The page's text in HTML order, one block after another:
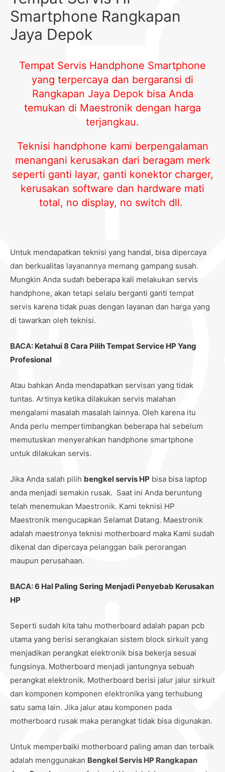
Smartphone Rangkapan
Jaya Depok
Tempat Servis Handphone Smartphone
yang terpercaya dan bergaransi di
Rangkapan Jaya Depok bisa Anda
temukan di Maestronik dengan harga
terjangkau.
Teknisi handphone kami berpengalaman
menangani kerusakan dari beragam merk
seperti ganti layar, ganti konektor charger,
kerusakan software dan hardware mati
total, no display, no switch dll.
Untuk mendapatkan teknisi yang handal, bisa dipercaya
dan berkualitas layanannya memang gampang susah.
Mungkin Anda sudah beberapa kali melakukan servis
handphone, akan tetapi selalu berganti ganti tempat
servis karena tidak puas dengan layanan dan harga yang
di tawarkan oleh teknisi.
BACA: Ketahui 8 Cara Pilih Tempat Service HP Yang
Profesional
Atau bahkan Anda mendapatkan servisan yang tidak
tuntas. Artinya ketika dilakukan servis malahan
mengalami masalah masalah lainnya. Oleh karena itu
Anda perlu mempertimbangkan beberapa hal sebelum
memutuskan menyerahkan handphone smartphone
untuk dilakukan servis.
Jika Anda salah pilih bengkel servis HP bisa bisa laptop
anda menjadi semakin rusak. Saat ini Anda beruntung
telah menemukan Maestronik. Kami teknisi HP
Maestronik mengucapkan Selamat Datang. Maestronik
adalah maestronya teknisi motherboard maka Kami sudah
dikenal dan dipercaya pelanggan baik perorangan
maupun perusahaan.
BACA:6 Hal Paling Sering Menjadi Penyebab Kerusakan
HP
Seperti sudah kita tahu motherboard adalah papan pcb
utama yang berisi serangkaian sistem block sirkuit yang
menjadikan perangkat elektronik bisa bekerja sesuai
fungsinya. Motherboard menjadi jantungnya sebuah
perangkat elektronik. Motherboard berisi jalur jalur sirkuit
dan komponen komponen elektronika yang terhubung
satu sama lain. Jika jalur atau komponen pada
motherboard rusak maka perangkat tidak bisa digunakan.
Untuk memperbaiki motherboard paling aman dan terbaik
adalah menggunakan Bengkel Servis HP Rangkapan